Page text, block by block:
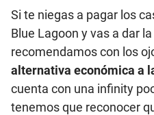
Si te niegas a pagar los
Blue Lagoon y vas a dar
recomendamos con los
alternativa económica a
cuenta con una infinity
tenemos que reconocer